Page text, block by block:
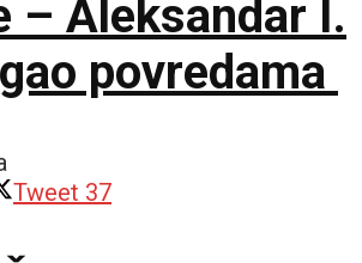
– Aleksandar I.
povredama
Tweet 37